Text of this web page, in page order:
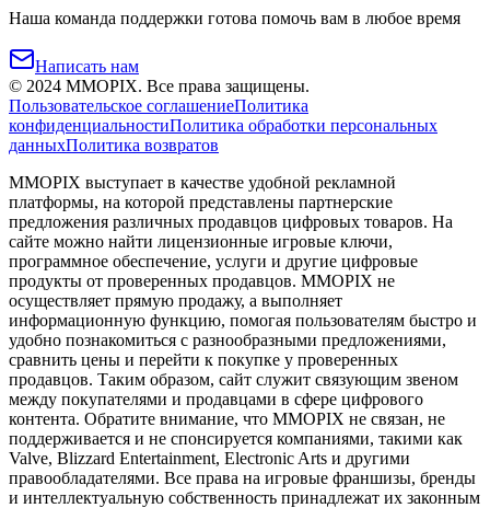
Наша команда поддержки готова помочь вам в любое время
Написать нам
© 2024 MMOPIX. Все права защищены.
Пользовательское соглашениеПолитика
конфиденциальностиПолитика обработки персональных
данныхПолитика возвратов
MMOPIX выступает в качестве удобной рекламной
платформы, на которой представлены партнерские
предложения различных продавцов цифровых товаров. На
сайте можно найти лицензионные игровые ключи,
программное обеспечение, услуги и другие цифровые
продукты от проверенных продавцов. MMOPIX не
осуществляет прямую продажу, а выполняет
информационную функцию, помогая пользователям быстро и
удобно познакомиться с разнообразными предложениями,
сравнить цены и перейти к покупке у проверенных
продавцов. Таким образом, сайт служит связующим звеном
между покупателями и продавцами в сфере цифрового
контента. Обратите внимание, что MMOPIX не связан, не
поддерживается и не спонсируется компаниями, такими как
Valve, Blizzard Entertainment, Electronic Arts и другими
правообладателями. Все права на игровые франшизы, бренды
и интеллектуальную собственность принадлежат их законным